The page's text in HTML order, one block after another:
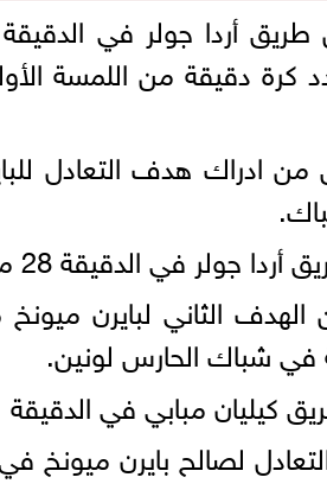
طريق أردا جولر في
كرة دقيقة من اللمسة
بافلوفيتش من ادراك هدف
حرة مباشرة رائعة في شباك مانويل نوير.
هاري كين الهدف الثاني
في شباك الحارس لونين.
41 بعد صناعة من فينيسيوس جونيور.